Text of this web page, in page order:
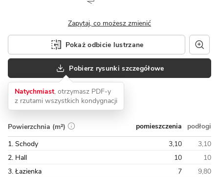
Zapytaj, co możesz zmienić
Pokaż odbicie lustrzane
Pobierz rysunki szczegółowe
Natychmiast, otrzymasz PDF-y
z rzutami wszystkich kondygnacji
Powierzchnia (m²) pomieszczenia
podłogi
1. Schody
3,10
3,10
2. Hall
10
10
3. Łazienka
7
9,80